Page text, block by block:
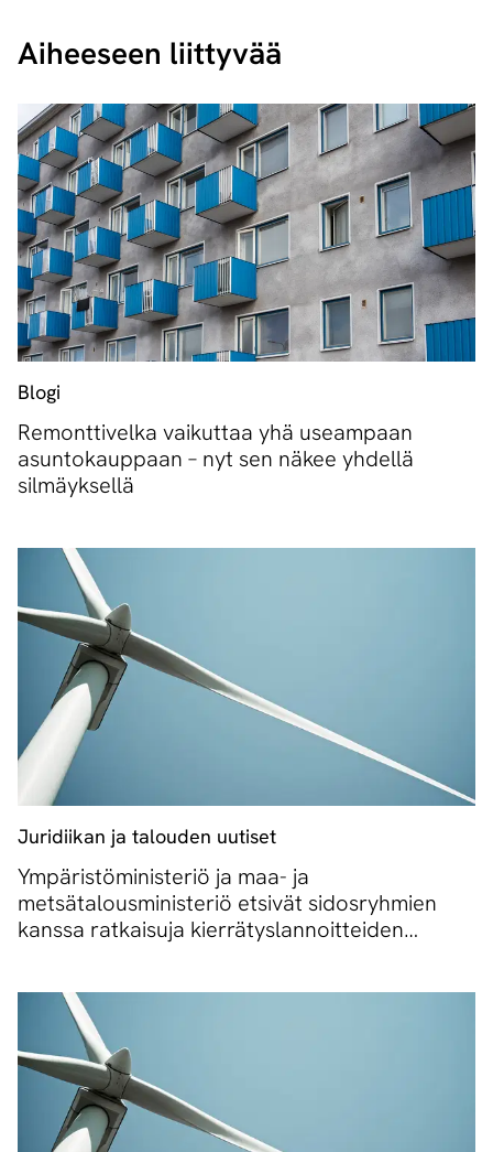
Aiheeseen liittyvää
Blogi
Remonttivelka vaikuttaa yhä useampaan
asuntokauppaan – nyt sen näkee yhdellä
silmäyksellä
Juridiikan ja talouden uutiset
Ympäristöministeriö ja maa- ja
metsätalousministeriö etsivät sidosryhmien
kanssa ratkaisuja kierrätyslannoitteiden